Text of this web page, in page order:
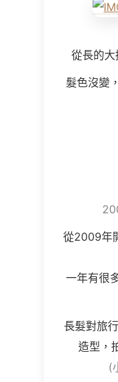
從長的大
髮色沒變
從2009年
一年有很
長髮對旅
造型，
(